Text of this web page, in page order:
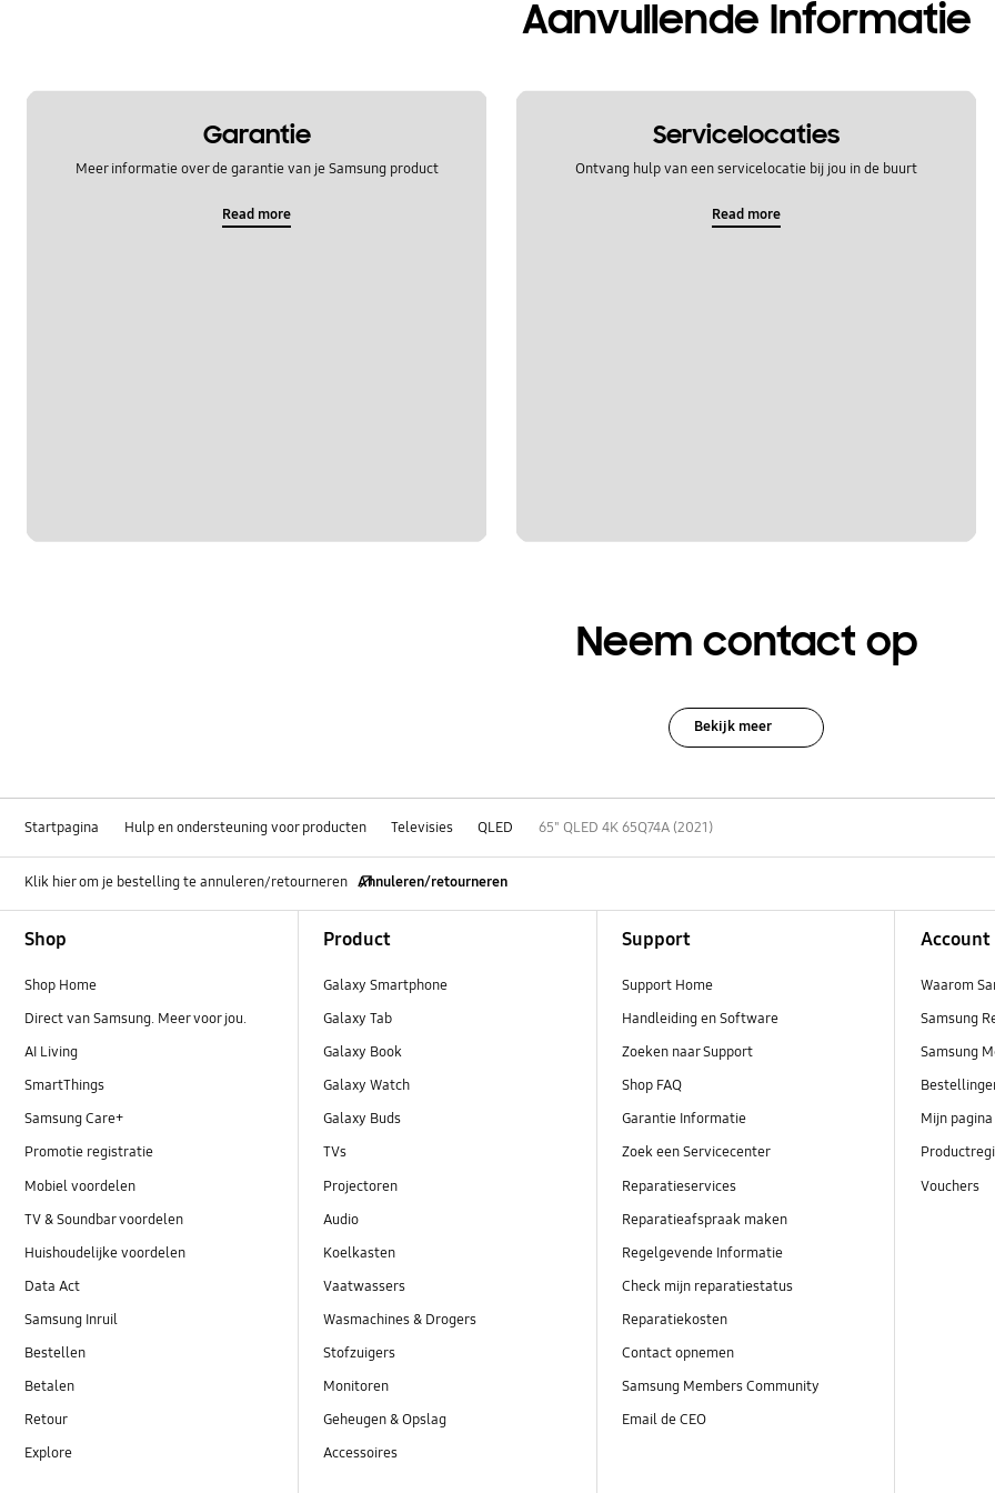
Aanvullende Informatie
Garantie
Meer informatie over de garantie van je Samsung product
Read more
Servicelocaties
Ontvang hulp van een servicelocatie bij jou in de buurt
Read more
Neem contact op
Bekijk meer
Startpagina Hulp en ondersteuning voor producten Televisies QLED 65" QLED 4K 65Q74A (2021)
Klik hier om je bestelling te annuleren/retourneren Annuleren/retourneren
Shop
Shop Home
Direct van Samsung. Meer voor jou.
AI Living
SmartThings
Samsung Care+
Promotie registratie
Mobiel voordelen
TV & Soundbar voordelen
Huishoudelijke voordelen
Data Act
Samsung Inruil
Bestellen
Betalen
Retour
Explore
Product
Galaxy Smartphone
Galaxy Tab
Galaxy Book
Galaxy Watch
Galaxy Buds
TVs
Projectoren
Audio
Koelkasten
Vaatwassers
Wasmachines & Drogers
Stofzuigers
Monitoren
Geheugen & Opslag
Accessoires
Support
Support Home
Handleiding en Software
Zoeken naar Support
Shop FAQ
Garantie Informatie
Zoek een Servicecenter
Reparatieservices
Reparatieafspraak maken
Regelgevende Informatie
Check mijn reparatiestatus
Reparatiekosten
Contact opnemen
Samsung Members Community
Email de CEO
Account
Waarom
Samsung
Samsung
Mijn pagina
Vouchers